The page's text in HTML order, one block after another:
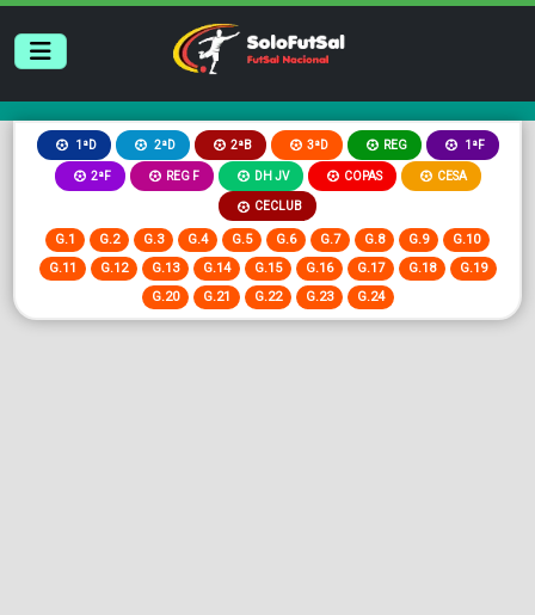
1ªD 2ªD 2ªB 3ªD REG 1ªF
2ªF REG F DH JV COPAS CESA
CECLUB
G.1 G.2 G.3 G.4 G.5 G.6 G.7 G.8 G.9
G.10
G.11
G.12 G.13 G.14 G.15 G.16 G.17 G.18
G.19
G.20
G.21 G.22 G.23 G.24